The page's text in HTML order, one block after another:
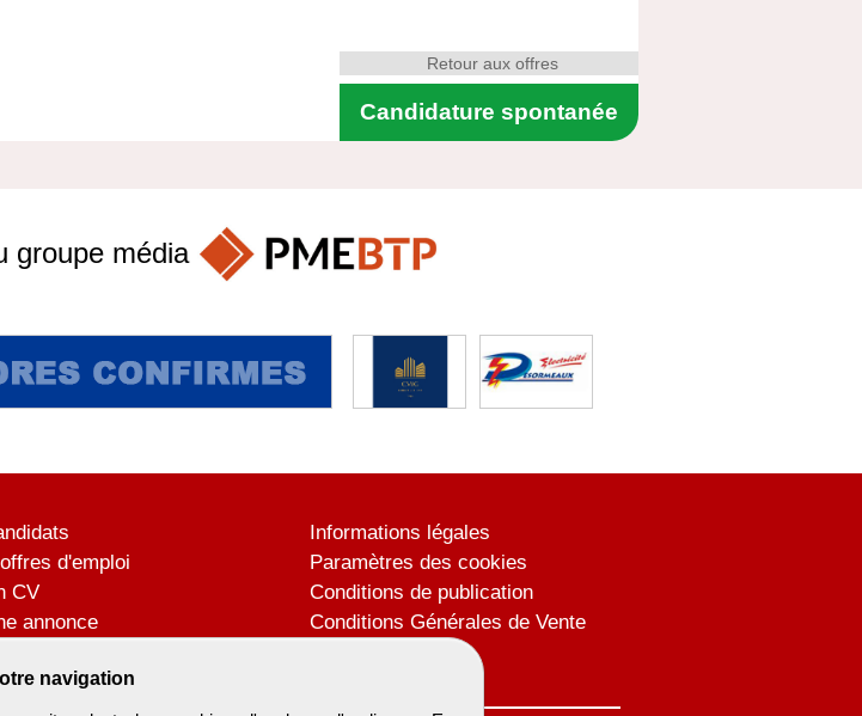
Candidature spontanée
Retour aux offres
navigation
groupe média
d'emploi
CV
annonce
Informations légales
Paramètres des cookies
Conditions de publication
Conditions Générales de Vente